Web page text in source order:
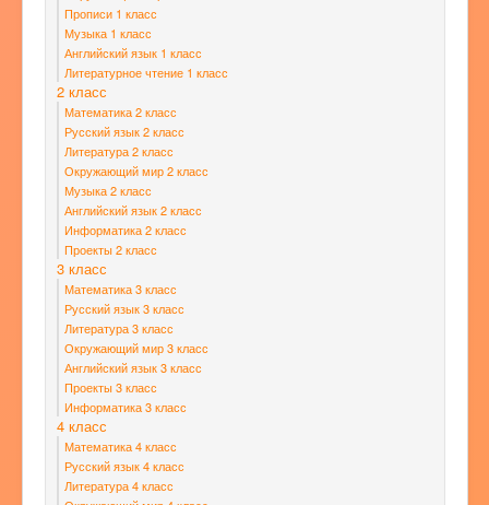
Прописи 1 класс
Музыка 1 класс
Английский язык 1 класс
Литературное чтение 1 класс
2 класс
Математика 2 класс
Русский язык 2 класс
Литература 2 класс
Окружающий мир 2 класс
Музыка 2 класс
Английский язык 2 класс
Информатика 2 класс
Проекты 2 класс
3 класс
Математика 3 класс
Русский язык 3 класс
Литература 3 класс
Окружающий мир 3 класс
Английский язык 3 класс
Проекты 3 класс
Информатика 3 класс
4 класс
Математика 4 класс
Русский язык 4 класс
Литература 4 класс